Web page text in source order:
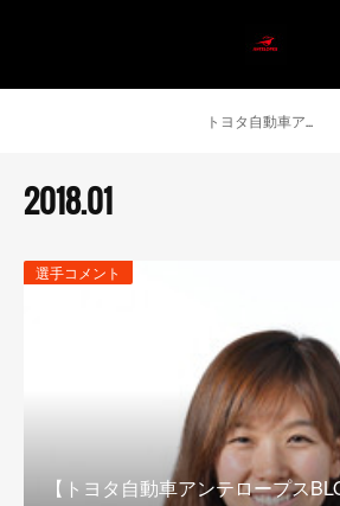
トヨタ自動車アンテロープス公式 ニュース
2018.01
選手コメント
【トヨタ自動車アンテロープス